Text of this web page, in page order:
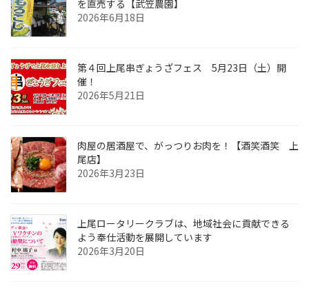
を直売する【武笠農園】
2026年6月18日
第４回上尾串ぎょうざフェス 5月23日（土）開
催！
2026年5月21日
肉屋の居酒屋で、がっつりお肉を！【酒笑酒笑 上
尾店】
2026年3月23日
上尾ロータリークラブは、地域社会に貢献できる
よう奉仕活動を展開しています
2026年3月20日